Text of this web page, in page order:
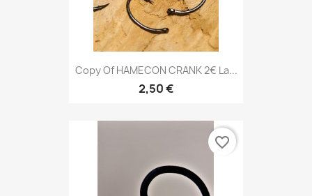
Copy Of HAMECON CRANK 2€ La...
2,50 €
favorite_border